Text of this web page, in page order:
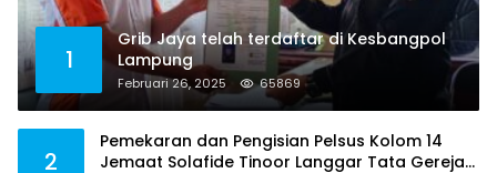
1
Grib Jaya telah terdaftar di Kesbangpol
Lampung
Februari 26, 2025 65869
2
Pemekaran dan Pengisian Pelsus Kolom 14
Jemaat Solafide Tinoor Langgar Tata Gereja